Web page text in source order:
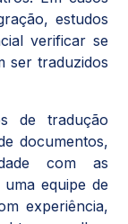
estudos
verificar se
ser traduzidos
de tradução
documentos,
com as
uma equipe de
experiência,